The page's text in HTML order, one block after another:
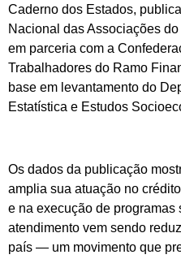
Caderno dos Estados,
Nacional das Associações
em parceria com a
Trabalhadores do Ramo
base em levantamento do
Estatística e Estudos
Os dados da publicação
amplia sua atuação no
e na execução de
atendimento vem sendo
país — um movimento que